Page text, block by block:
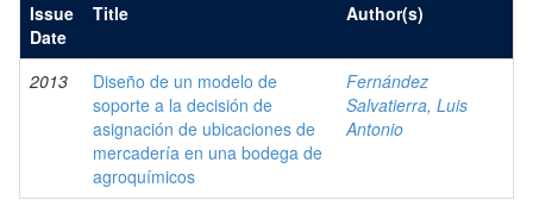
Issue
Date
Title Author(s)
2013
Diseño de un modelo de
soporte a la decisión de
asignación de ubicaciones de
mercadería en una bodega de
agroquímicos
Fernández
Salvatierra, Luis
Antonio